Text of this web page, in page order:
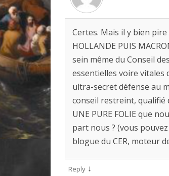
Certes. Mais il y bien pire
HOLLANDE PUIS
sein même du Conseil
essentielles voire vitales
ultra-secret défense au
conseil restreint, qualifié
UNE PURE FOLIE que
part nous ? (vous
blogue du CER, moteur
Reply ↓